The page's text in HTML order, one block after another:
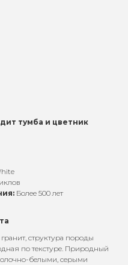
тумба и цветник
Более 500 лет
структура породы
по текстуре. Природный
белыми, серыми